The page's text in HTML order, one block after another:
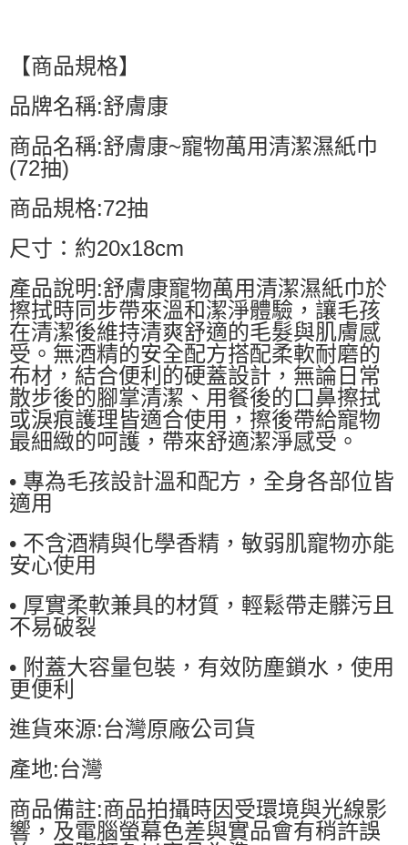
【商品規格】
品牌名稱:舒膚康
商品名稱:舒膚康~寵物萬用清潔濕紙巾
(72抽)
商品規格:72抽
尺寸：約20x18cm
產品說明:舒膚康寵物萬用清潔濕紙巾於
擦拭時同步帶來溫和潔淨體驗，讓毛孩
在清潔後維持清爽舒適的毛髮與肌膚感
受。無酒精的安全配方搭配柔軟耐磨的
布材，結合便利的硬蓋設計，無論日常
散步後的腳掌清潔、用餐後的口鼻擦拭
或淚痕護理皆適合使用，擦後帶給寵物
最細緻的呵護，帶來舒適潔淨感受。
• 專為毛孩設計溫和配方，全身各部位皆
適用
• 不含酒精與化學香精，敏弱肌寵物亦能
安心使用
• 厚實柔軟兼具的材質，輕鬆帶走髒污且
不易破裂
• 附蓋大容量包裝，有效防塵鎖水，使用
更便利
進貨來源:台灣原廠公司貨
產地:台灣
商品備註:商品拍攝時因受環境與光線影
響，及電腦螢幕色差與實品會有稍許誤